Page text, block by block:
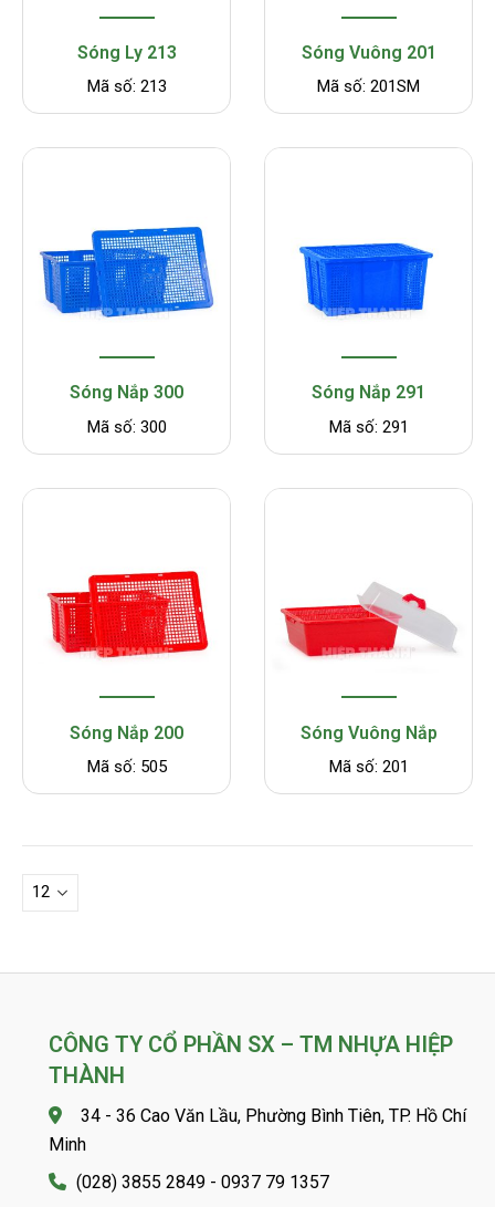
Sóng Ly 213
Mã số: 213
Sóng Vuông 201
Mã số: 201SM
Sóng Nắp 300
Mã số: 300
Sóng Nắp 291
Mã số: 291
Sóng Nắp 200
Mã số: 505
Sóng Vuông Nắp
Mã số: 201
CÔNG TY CỔ PHẦN SX – TM NHỰA HIỆP
THÀNH
34 - 36 Cao Văn Lầu, Phường Bình Tiên, TP. Hồ Chí
Minh
(028) 3855 2849 - 0937 79 1357